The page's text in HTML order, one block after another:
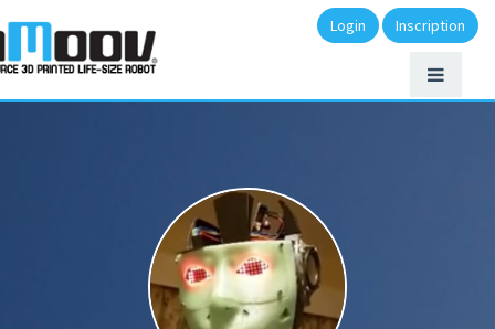
Login Inscription